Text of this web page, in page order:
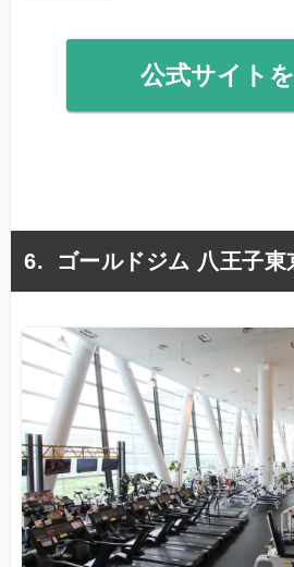
公式サイト
ゴールドジム 八王子東